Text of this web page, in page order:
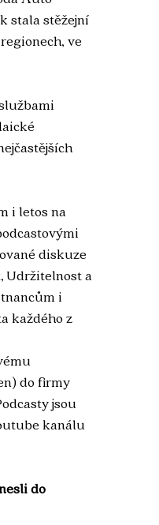
stala stěžejní
ve
i letos na
diskuze
Udržitelnost a
i
každého z
do firmy
jsou
kanálu
do